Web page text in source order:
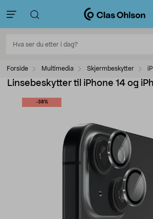
Forside Multimedia Skjermbeskytter
Linsebeskytter til iPhone 14 og
-38%